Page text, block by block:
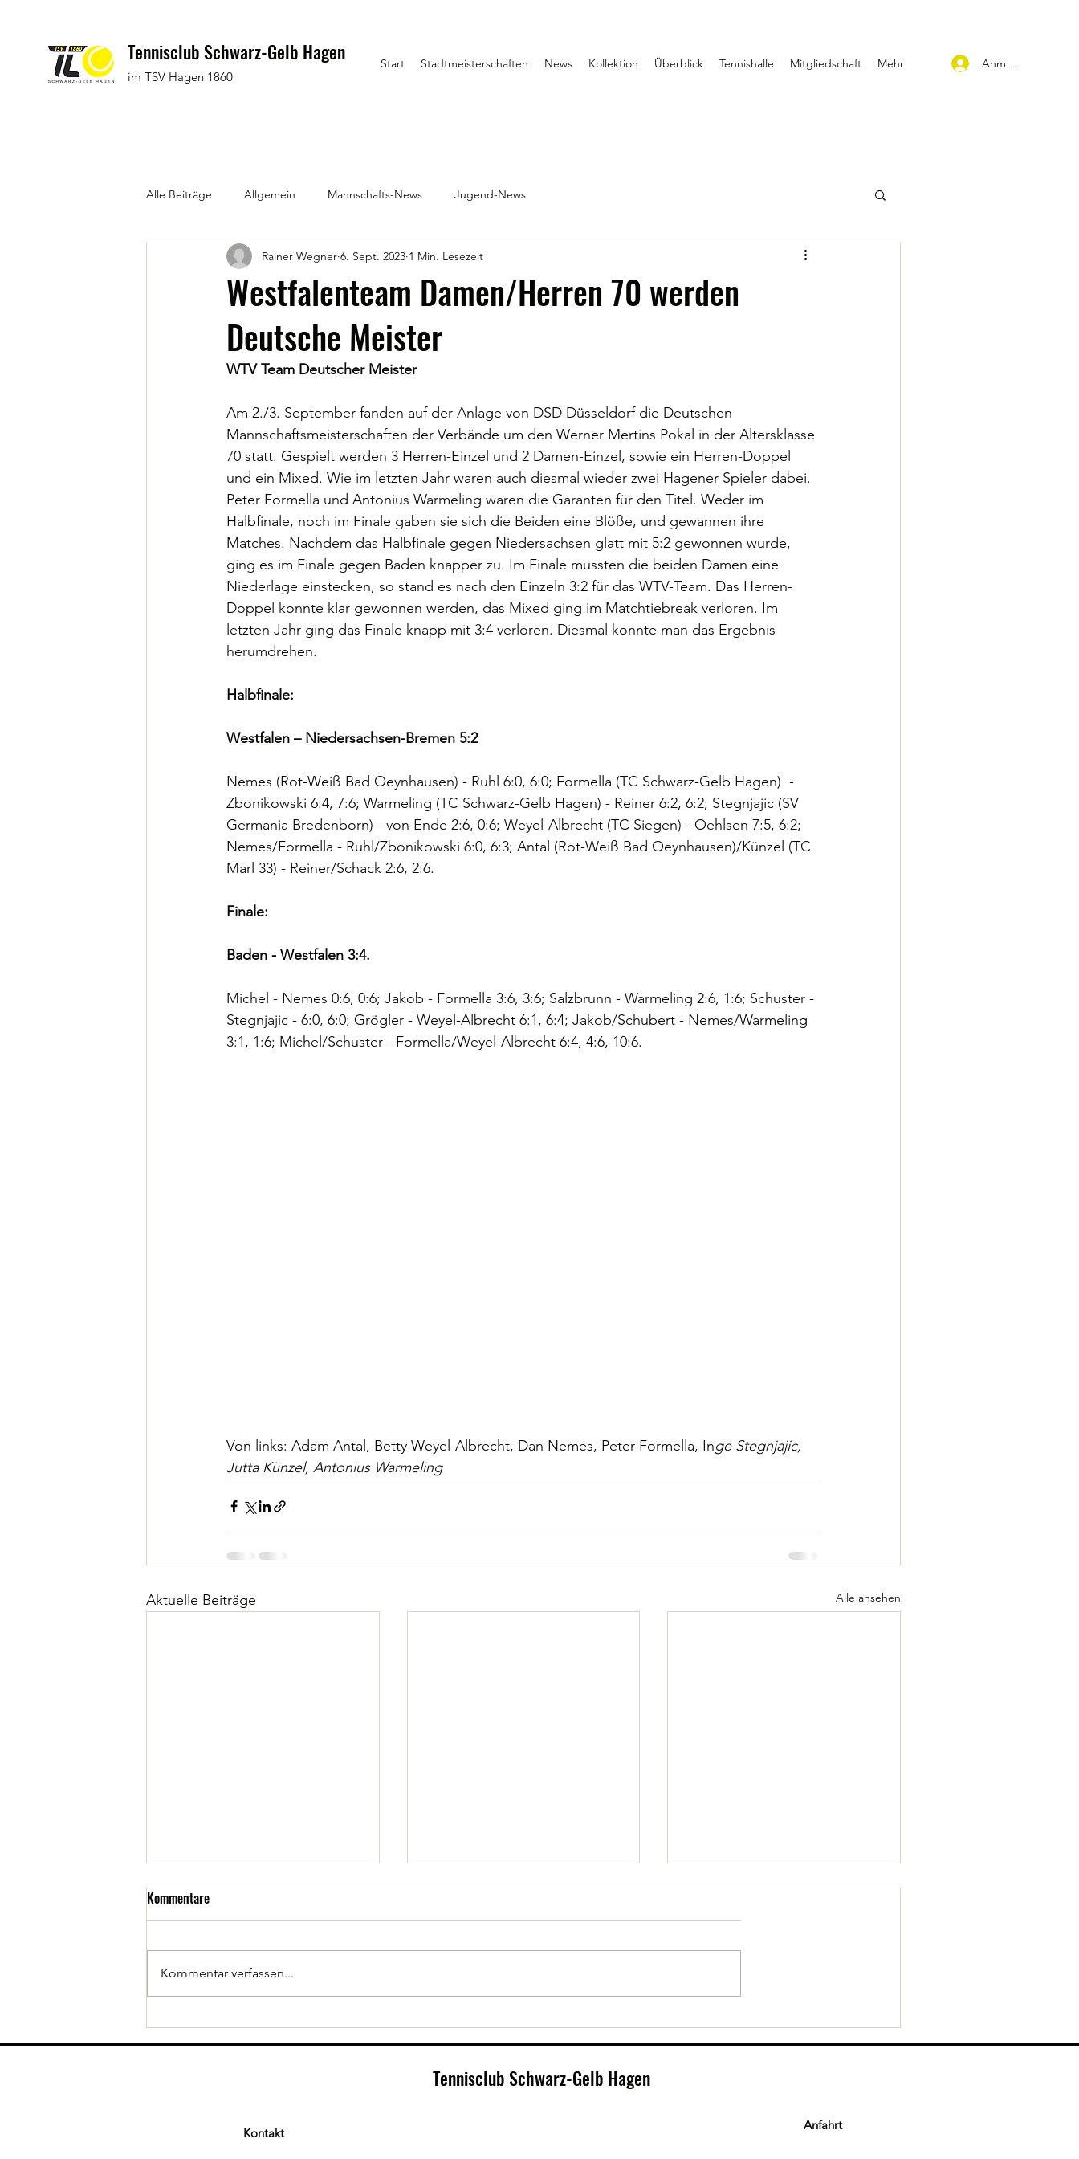
Tennisclub Schwarz-Gelb Hagen
im TSV Hagen 1860
Start Stadtmeisterschaften News Kollektion Überblick Tennishalle Mitgliedschaft Mehr Anmelden
Alle Beiträge Allgemein Mannschafts-News Jugend-News
Westfalenteam Damen/Herren 70 werden
Deutsche Meister
Rainer Wegner 6. Sept. 2023 1 Min. Lesezeit
WTV Team Deutscher Meister
Am 2./3. September fanden auf der Anlage von DSD Düsseldorf die Deutschen
Mannschaftsmeisterschaften der Verbände um den Werner Mertins Pokal in der Altersklasse
70 statt. Gespielt werden 3 Herren-Einzel und 2 Damen-Einzel, sowie ein Herren-Doppel
und ein Mixed. Wie im letzten Jahr waren auch diesmal wieder zwei Hagener Spieler dabei.
Peter Formella und Antonius Warmeling waren die Garanten für den Titel. Weder im
Halbfinale, noch im Finale gaben sie sich die Beiden eine Blöße, und gewannen ihre
Matches. Nachdem das Halbfinale gegen Niedersachsen glatt mit 5:2 gewonnen wurde,
ging es im Finale gegen Baden knapper zu. Im Finale mussten die beiden Damen eine
Niederlage einstecken, so stand es nach den Einzeln 3:2 für das WTV-Team. Das Herren-
Doppel konnte klar gewonnen werden, das Mixed ging im Matchtiebreak verloren. Im
letzten Jahr ging das Finale knapp mit 3:4 verloren. Diesmal konnte man das Ergebnis
herumdrehen.
Halbfinale:
Westfalen – Niedersachsen-Bremen 5:2
Nemes (Rot-Weiß Bad Oeynhausen) - Ruhl 6:0, 6:0; Formella (TC Schwarz-Gelb Hagen)  -
Zbonikowski 6:4, 7:6; Warmeling (TC Schwarz-Gelb Hagen) - Reiner 6:2, 6:2; Stegnjajic (SV
Germania Bredenborn) - von Ende 2:6, 0:6; Weyel-Albrecht (TC Siegen) - Oehlsen 7:5, 6:2;
Nemes/Formella - Ruhl/Zbonikowski 6:0, 6:3; Antal (Rot-Weiß Bad Oeynhausen)/Künzel (TC
Marl 33) - Reiner/Schack 2:6, 2:6.
Finale:
Baden - Westfalen 3:4.
Michel - Nemes 0:6, 0:6; Jakob - Formella 3:6, 3:6; Salzbrunn - Warmeling 2:6, 1:6; Schuster -
Stegnjajic - 6:0, 6:0; Grögler - Weyel-Albrecht 6:1, 6:4; Jakob/Schubert - Nemes/Warmeling
3:1, 1:6; Michel/Schuster - Formella/Weyel-Albrecht 6:4, 4:6, 10:6.
Von links: Adam Antal, Betty Weyel-Albrecht, Dan Nemes, Peter Formella, Inge Stegnjajic,
Jutta Künzel, Antonius Warmeling
Aktuelle Beiträge Alle ansehen
45 Kinder beim Tenniscamp von
Schwarz-Gelb
Damen steigen in die
Südwestfalenliga auf
Schwarz-Gelb hat endlich wieder
den Vereinspokal gewonnen!
Kommentare
Kommentar verfassen...
Tennisclub Schwarz-Gelb Hagen
Kontakt
Anfahrt